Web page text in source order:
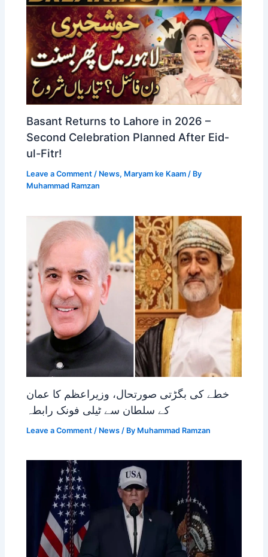
Basant Returns to Lahore in 2026 –
Second Celebration Planned After Eid-
ul-Fitr!
Leave a Comment / News, Maryam ke Kaam / By
Muhammad Ramzan
خطے کی بگڑتی صورتحال، وزیراعظم کا عمان
کے سلطان سے ٹیلی فونک رابطہ
Leave a Comment / News / By Muhammad Ramzan